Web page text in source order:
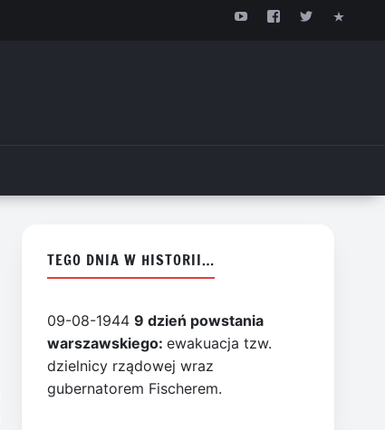
TEGO DNIA W HISTORII…
09-08-19449 dzień powstania
warszawskiego:ewakuacja tzw.
dzielnicy rządowej wraz
gubernatorem Fischerem.